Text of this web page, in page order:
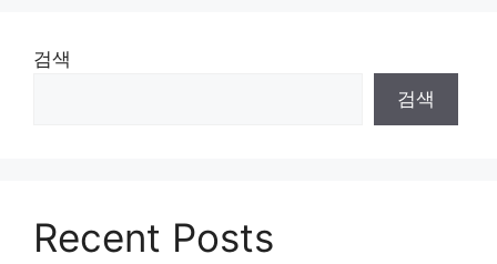
검색
검색
Recent Posts